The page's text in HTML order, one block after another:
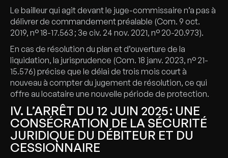
Le bailleur qui agit devant le juge-commissaire n’a pas à
délivrer de commandement préalable (Com. 9 oct.
2019, n° 18-17.563 ; 3e civ. 24 nov. 2021, n° 20-20.973).
En cas de résolution du plan et d’ouverture de la
liquidation, la jurisprudence (Com. 18 janv. 2023, n° 21-
15.576) précise que le délai de trois mois court à
nouveau à compter du jugement de résolution, ce qui
offre au locataire une nouvelle période de protection.
IV. L’ARRÊT DU 12 JUIN 2025 : UNE
CONSÉCRATION DE LA SÉCURITÉ
JURIDIQUE DU DÉBITEUR ET DU
CESSIONNAIRE